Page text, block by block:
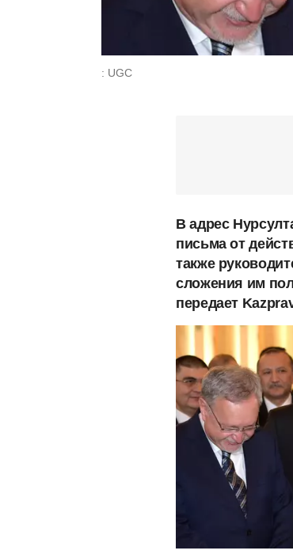
: UGC
В адрес
письма от
также
сложения им
передает